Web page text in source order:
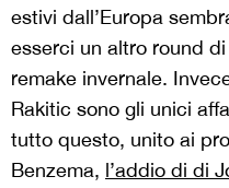
estivi dall’Europa
esserci un altro round
remake invernale.
Rakitic sono gli unici
tutto questo, unito ai
Benzema, l’addio di di